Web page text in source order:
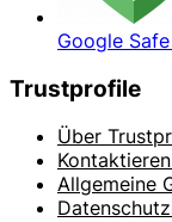
Google
Trustprofile
Über
Allgemeine